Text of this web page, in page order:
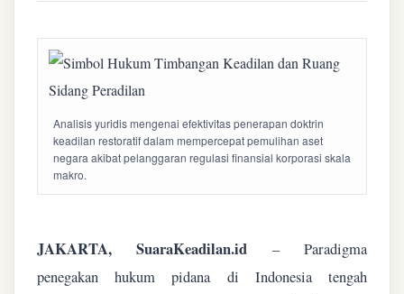
Analisis yuridis mengenai efektivitas penerapan doktrin
keadilan restoratif dalam mempercepat pemulihan aset
negara akibat pelanggaran regulasi finansial korporasi skala
makro.
JAKARTA, SuaraKeadilan.id – Paradigma
penegakan hukum pidana di Indonesia tengah